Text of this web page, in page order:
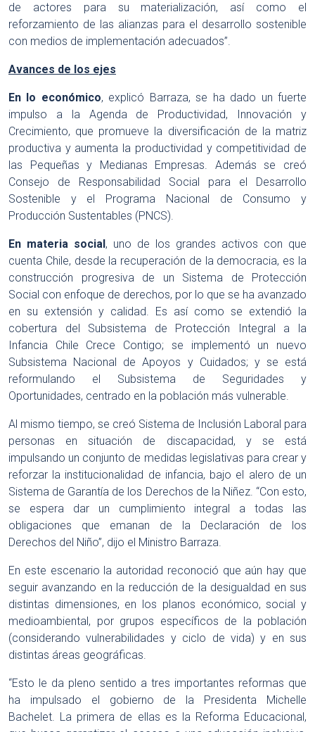
de actores para su materialización, así como el
reforzamiento de las alianzas para el desarrollo sostenible
con medios de implementación adecuados”.
Avances de los ejes
En lo económico, explicó Barraza, se ha dado un fuerte
impulso a la Agenda de Productividad, Innovación y
Crecimiento, que promueve la diversificación de la matriz
productiva y aumenta la productividad y competitividad de
las Pequeñas y Medianas Empresas. Además se creó
Consejo de Responsabilidad Social para el Desarrollo
Sostenible y el Programa Nacional de Consumo y
Producción Sustentables (PNCS).
En materia social, uno de los grandes activos con que
cuenta Chile, desde la recuperación de la democracia, es la
construcción progresiva de un Sistema de Protección
Social con enfoque de derechos, por lo que se ha avanzado
en su extensión y calidad. Es así como se extendió la
cobertura del Subsistema de Protección Integral a la
Infancia Chile Crece Contigo; se implementó un nuevo
Subsistema Nacional de Apoyos y Cuidados; y se está
reformulando el Subsistema de Seguridades y
Oportunidades, centrado en la población más vulnerable.
Al mismo tiempo, se creó Sistema de Inclusión Laboral para
personas en situación de discapacidad, y se está
impulsando un conjunto de medidas legislativas para crear y
reforzar la institucionalidad de infancia, bajo el alero de un
Sistema de Garantía de los Derechos de la Niñez. “Con esto,
se espera dar un cumplimiento integral a todas las
obligaciones que emanan de la Declaración de los
Derechos del Niño”, dijo el Ministro Barraza.
En este escenario la autoridad reconoció que aún hay que
seguir avanzando en la reducción de la desigualdad en sus
distintas dimensiones, en los planos económico, social y
medioambiental, por grupos específicos de la población
(considerando vulnerabilidades y ciclo de vida) y en sus
distintas áreas geográficas.
“Esto le da pleno sentido a tres importantes reformas que
ha impulsado el gobierno de la Presidenta Michelle
Bachelet. La primera de ellas es la Reforma Educacional,